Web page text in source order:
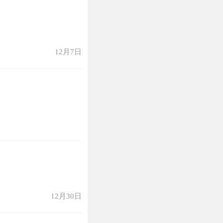
12月7日
12月30日